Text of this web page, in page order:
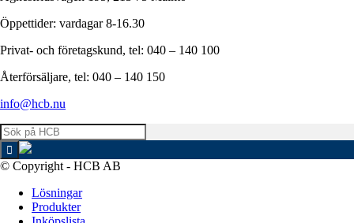
Öppettider: vardagar 8-16.30
Privat- och företagskund, tel: 040 – 140 100
Återförsäljare, tel: 040 – 140 150
info@hcb.nu
© Copyright - HCB AB
Lösningar
Produkter